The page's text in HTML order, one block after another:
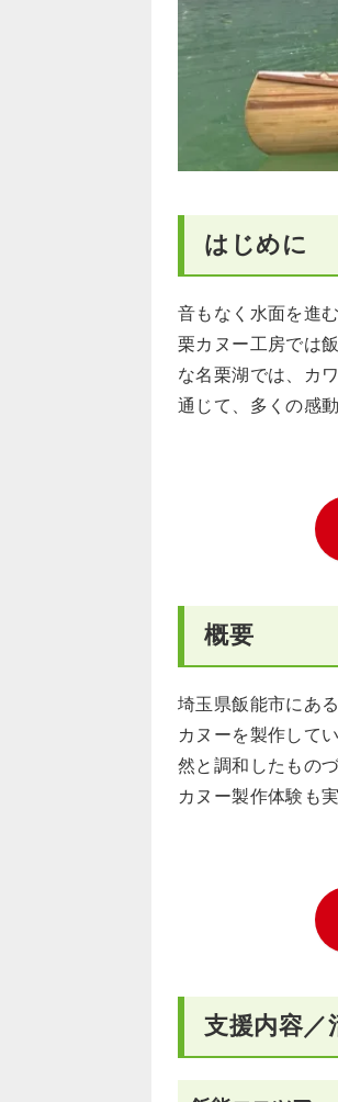
はじめに
音もなく水面を進
栗カヌー工房では
な名栗湖では、カ
通じて、多くの感
概要
埼玉県飯能市にあ
カヌーを製作して
然と調和したもの
カヌー製作体験も
支援内容／